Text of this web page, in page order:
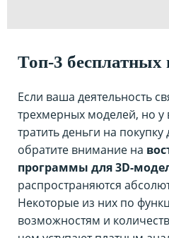
Топ-3 бесплатных
Если ваша деятельность
трехмерных моделей, но у
тратить деньги на
обратите внимание на
программы для 3D-
распространяются
Некоторые из них по
возможностям и